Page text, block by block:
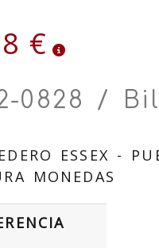
€
0828 /
ESSEX -
MONEDAS